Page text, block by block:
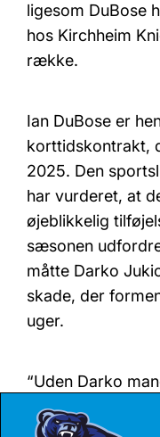
ligesom DuBose
hos Kirchheim
række.
Ian DuBose er
korttidskontrakt,
2025. Den
har vurderet, at
øjeblikkelig
sæsonen
måtte Darko
skade, der
uger.
“Uden Darko
størrelse og
større guards –